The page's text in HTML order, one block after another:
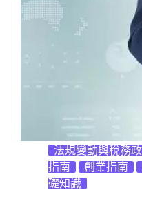
法規變動與稅務
指南
創業指南
礎知識